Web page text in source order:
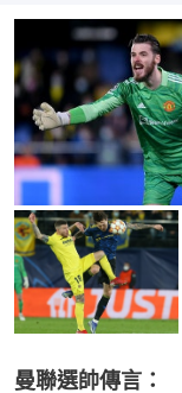
曼聯選帥傳言：